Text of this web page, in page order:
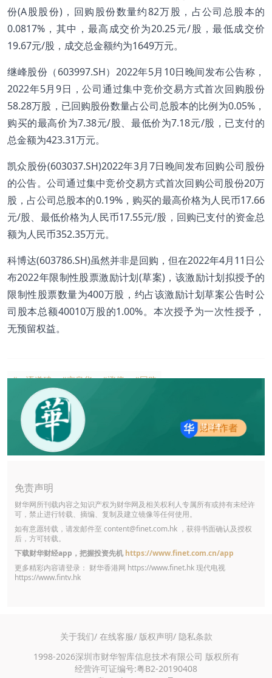
份(A股股份)，回购股份数量约82万股，占公司总股本的
0.0817%，其中，最高成交价为20.25元/股，最低成交价
19.67元/股，成交总金额约为1649万元。
继峰股份（603997.SH）2022年5月10日晚间发布公告称，
2022年5月9日，公司通过集中竞价交易方式首次回购股份
58.28万股，已回购股份数量占公司总股本的比例为0.05%，
购买的最高价为7.38元/股、最低价为7.18元/股，已支付的
总金额为423.31万元。
凯众股份(603037.SH)2022年3月7日晚间发布回购公司股份
的公告。公司通过集中竞价交易方式首次回购公司股份20万
股，占公司总股本的0.19%，购买的最高价格为人民币17.66
元/股、最低价格为人民币17.55元/股，回购已支付的资金总
额为人民币352.35万元。
科博达(603786.SH)虽然并非是回购，但在2022年4月11日公
布2022年限制性股票激励计划(草案)，该激励计划拟授予的
限制性股票数量为400万股，约占该激励计划草案公告时公
司股本总额40010万股的1.00%。本次授予为一次性授予，
无预留权益。
#一语道破 #京泉华 #涨停 #回购
慧泽李
免责声明
财华网所刊载内容之知识产权为财华网及相关权利人专属所有或持有未经许
可，禁止进行转载、摘编、复制及建立镜像等任何使用。
如有意愿转载，请发邮件至 content@finet.com.hk ，获得书面确认及授权
后，方可转载。
下载财华财经app，把握投资先机 https://www.finet.com.cn/app
更多精彩内容请登录： 财华香港网 https://www.finet.hk现代电视
https://www.fintv.hk
关于我们/ 在线客服/ 版权声明/ 隐私条款
1998-2026深圳市财华智库信息技术有限公司 版权所有
经营许可证编号:粤B2-20190408